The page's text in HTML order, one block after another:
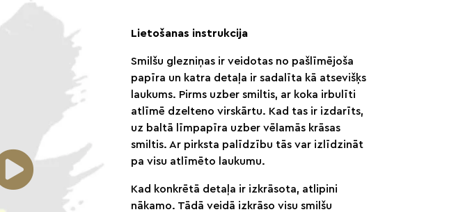
Lietošanas instrukcija
Smilšu glezniņas ir veidotas no pašlīmējoša
papīra un katra detaļa ir sadalīta kā atsevišķs
laukums. Pirms uzber smiltis, ar koka irbulīti
atlīmē dzelteno virskārtu. Kad tas ir izdarīts,
uz baltā līmpapīra uzber vēlamās krāsas
smiltis. Ar pirksta palīdzību tās var izlīdzināt
pa visu atlīmēto laukumu.
Kad konkrētā detaļa ir izkrāsota, atlipini
nākamo. Tādā veidā izkrāso visu smilšu